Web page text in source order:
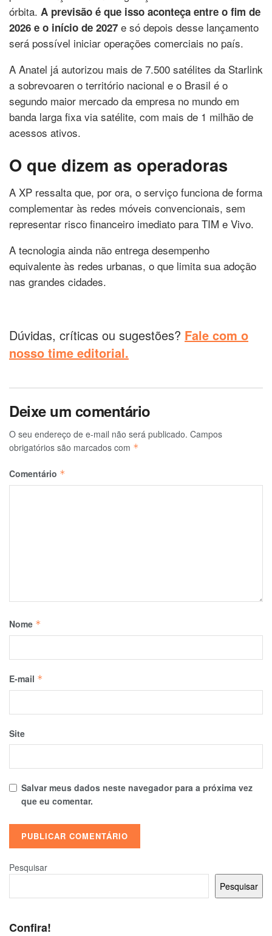
órbita. A previsão é que isso aconteça entre o fim de
2026 e o início de 2027 e só depois desse lançamento
será possível iniciar operações comerciais no país.
A Anatel já autorizou mais de 7.500 satélites da Starlink
a sobrevoaren o território nacional e o Brasil é o
segundo maior mercado da empresa no mundo em
banda larga fixa via satélite, com mais de 1 milhão de
acessos ativos.
O que dizem as operadoras
A XP ressalta que, por ora, o serviço funciona de forma
complementar às redes móveis convencionais, sem
representar risco financeiro imediato para TIM e Vivo.
A tecnologia ainda não entrega desempenho
equivalente às redes urbanas, o que limita sua adoção
nas grandes cidades.
Dúvidas, críticas ou sugestões? Fale com o
nosso time editorial.
Deixe um comentário
O seu endereço de e-mail não será publicado. Campos
obrigatórios são marcados com *
Comentário *
Nome *
E-mail *
Site
Salvar meus dados neste navegador para a próxima vez
que eu comentar.
Pesquisar
Pesquisar
Confira!